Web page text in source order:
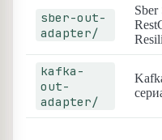
sber-out-
adapter/
kafka-
out-
adapter/